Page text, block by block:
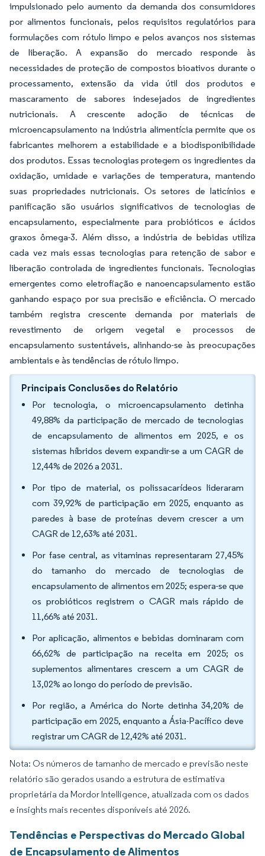
impulsionado pelo aumento da demanda dos consumidores
por alimentos funcionais, pelos requisitos regulatórios para
formulações com rótulo limpo e pelos avanços nos sistemas
de liberação. A expansão do mercado responde às
necessidades de proteção de compostos bioativos durante o
processamento, extensão da vida útil dos produtos e
mascaramento de sabores indesejados de ingredientes
nutricionais. A crescente adoção de técnicas de
microencapsulamento na indústria alimentícia permite que os
fabricantes melhorem a estabilidade e a biodisponibilidade
dos produtos. Essas tecnologias protegem os ingredientes da
oxidação, umidade e variações de temperatura, mantendo
suas propriedades nutricionais. Os setores de laticínios e
panificação são usuários significativos de tecnologias de
encapsulamento, especialmente para probióticos e ácidos
graxos ômega-3. Além disso, a indústria de bebidas utiliza
cada vez mais essas tecnologias para retenção de sabor e
liberação controlada de ingredientes funcionais. Tecnologias
emergentes como eletrofiação e nanoencapsulamento estão
ganhando espaço por sua precisão e eficiência. O mercado
também registra crescente demanda por materiais de
revestimento de origem vegetal e processos de
encapsulamento sustentáveis, alinhando-se às preocupações
ambientais e às tendências de rótulo limpo.
Principais Conclusões do Relatório
Por tecnologia, o microencapsulamento detinha
49,88% da participação de mercado de tecnologias
de encapsulamento de alimentos em 2025, e os
sistemas híbridos devem expandir-se a um CAGR de
12,44% de 2026 a 2031.
Por tipo de material, os polissacarídeos lideraram
com 39,92% de participação em 2025, enquanto as
paredes à base de proteínas devem crescer a um
CAGR de 12,63% até 2031.
Por fase central, as vitaminas representaram 27,45%
do tamanho do mercado de tecnologias de
encapsulamento de alimentos em 2025; espera-se que
os probióticos registrem o CAGR mais rápido de
11,66% até 2031.
Por aplicação, alimentos e bebidas dominaram com
66,62% de participação na receita em 2025; os
suplementos alimentares crescem a um CAGR de
13,02% ao longo do período de previsão.
Por região, a América do Norte detinha 34,20% de
participação em 2025, enquanto a Ásia-Pacífico deve
registrar um CAGR de 12,42% até 2031.
Nota: Os números de tamanho de mercado e previsão neste
relatório são gerados usando a estrutura de estimativa
proprietária da Mordor Intelligence, atualizada com os dados
e insights mais recentes disponíveis até 2026.
Tendências e Perspectivas do Mercado Global
de Encapsulamento de Alimentos